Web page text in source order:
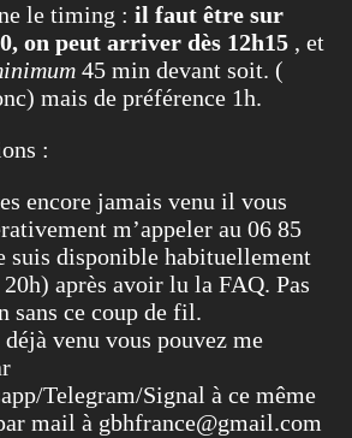
le timing : il faut être sur
on peut arriver dès 12h15 , et
45 min devant soit. (
mais de préférence 1h.
:
encore jamais venu il vous
m’appeler au 06 85
suis disponible habituellement
après avoir lu la FAQ. Pas
sans ce coup de fil.
déjà venu vous pouvez me
Telegram/Signal à ce même
mail à gbhfrance@gmail.com